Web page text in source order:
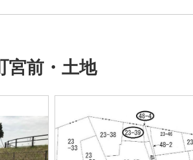
宮前・土地